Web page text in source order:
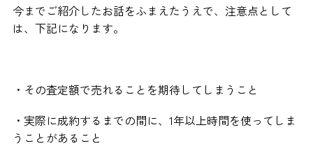
今までご紹介したお話をふまえたうえで、注意点として
は、下記になります。
・その査定額で売れることを期待してしまうこと
・実際に成約するまでの間に、1年以上時間を使ってしま
うことがあること